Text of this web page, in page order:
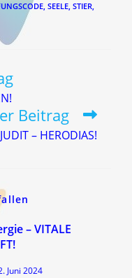
, SEELE, STIER,
Beitrag
– HERODIAS!
– VITALE
Juni 2024